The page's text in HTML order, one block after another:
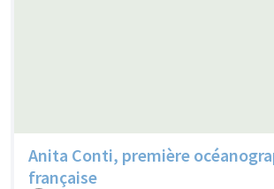
Anita Conti, première
française